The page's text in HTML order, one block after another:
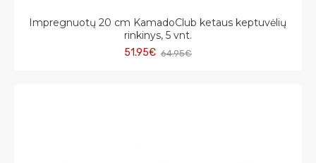
Impregnuotų 20 cm KamadoClub ketaus keptuvėlių
rinkinys, 5 vnt.
51.95€ 64.95€